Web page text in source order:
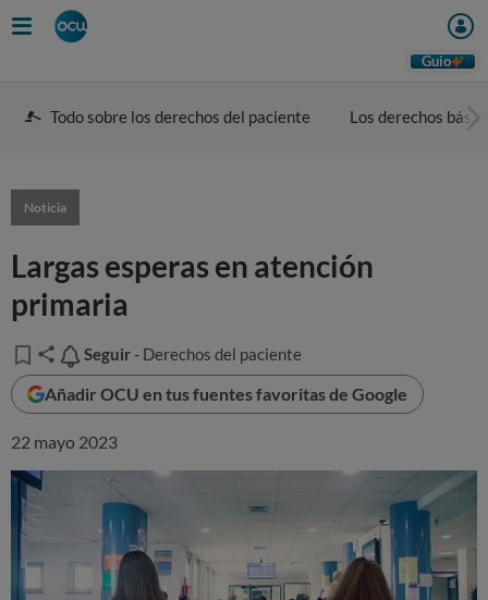
Guio
Todo sobre los derechos del paciente Los derechos
Noticia
Largas esperas en atención
primaria
Seguir
Seguir - Derechos del paciente
Añadir OCU en tus fuentes favoritas de Google
22 mayo 2023